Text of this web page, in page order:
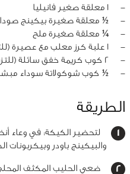
‏-
1 معلقة صغير فانيليا
‏-
½ معلقة صغيرة بيكينج صودا
‏-
¼ معلقة صغيرة ملح
‏-
1 علبة كرز معلب مع عصيرة (للتزين)
‏-
2 كوب كريمة خفق سائلة (للتزين)
‏-
½ كوب شوكولاتة سوداء
الطريقة
لتحضير الكيكة: في وعاء
والبيكينج باودر وبيكربونات
ضعي الحليب المكثف